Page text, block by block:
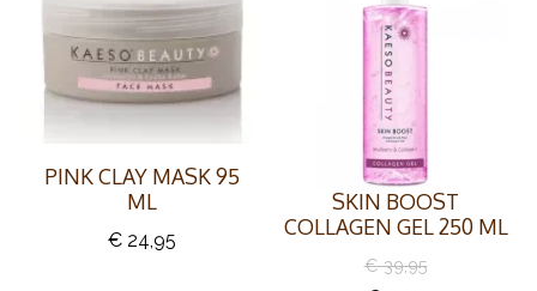
PINK CLAY MASK 95
ML
€ 24,95
SKIN BOOST
COLLAGEN GEL 250 ML
€ 39,95